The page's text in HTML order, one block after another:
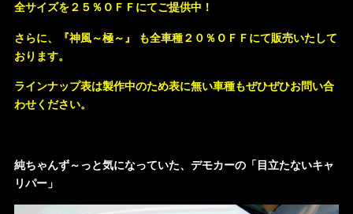
全サイズを２５％ＯＦＦにてご提供中！
さらに、『神風～極～』 も全車種２０％ＯＦＦにて販売いたして
おります。
ラインナップ表は製作中のため表に無い車種もぜひぜひお問い合
わせください。
純ちゃんず～っと気になっていた、デモカーの「目立たないキャ
リパー」